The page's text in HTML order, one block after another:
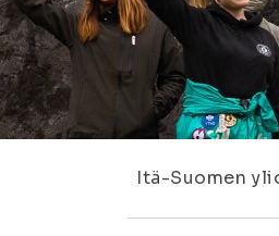
Itä-Suomen